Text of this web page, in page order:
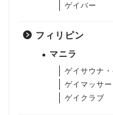
ゲイバー
フィリピン
マニラ
ゲイサウナ
ゲイマッサー
ゲイクラブ